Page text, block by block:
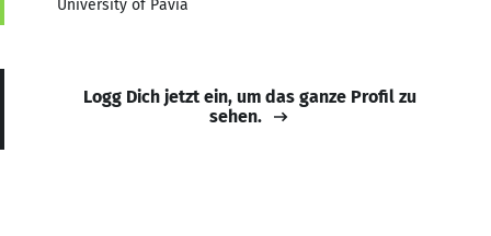
University of Pavia
Logg Dich jetzt ein, um das ganze Profil zu
sehen.